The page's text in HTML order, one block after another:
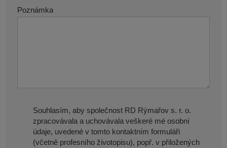
Poznámka
Souhlasím, aby společnost RD Rýmařov s. r. o.
zpracovávala a uchovávala veškeré mé osobní
údaje, uvedené v tomto kontaktním formuláři
(včetně profesního životopisu), popř. v přiložených